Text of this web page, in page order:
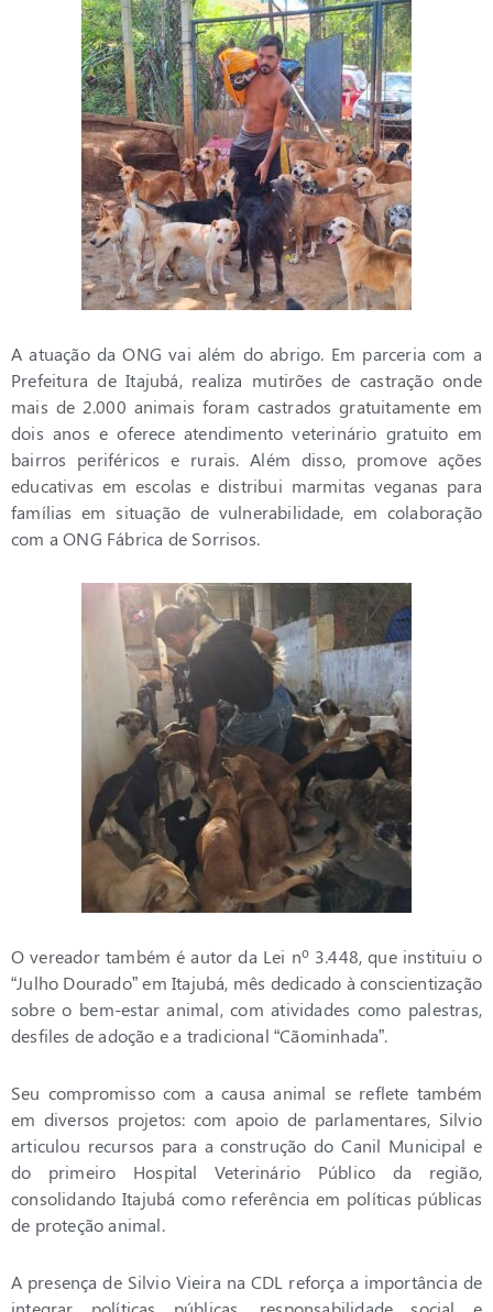
A atuação da ONG vai além do abrigo. Em parceria com a
Prefeitura de Itajubá, realiza mutirões de castração onde
mais de 2.000 animais foram castrados gratuitamente em
dois anos e oferece atendimento veterinário gratuito em
bairros periféricos e rurais. Além disso, promove ações
educativas em escolas e distribui marmitas veganas para
famílias em situação de vulnerabilidade, em colaboração
com a ONG Fábrica de Sorrisos.
O vereador também é autor da Lei nº 3.448, que instituiu o
“Julho Dourado” em Itajubá, mês dedicado à conscientização
sobre o bem-estar animal, com atividades como palestras,
desfiles de adoção e a tradicional “Cãominhada”.
Seu compromisso com a causa animal se reflete também
em diversos projetos: com apoio de parlamentares, Silvio
articulou recursos para a construção do Canil Municipal e
do primeiro Hospital Veterinário Público da região,
consolidando Itajubá como referência em políticas públicas
de proteção animal.
A presença de Silvio Vieira na CDL reforça a importância de